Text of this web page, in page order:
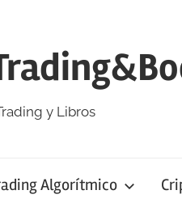
y Libros
Algorítmico